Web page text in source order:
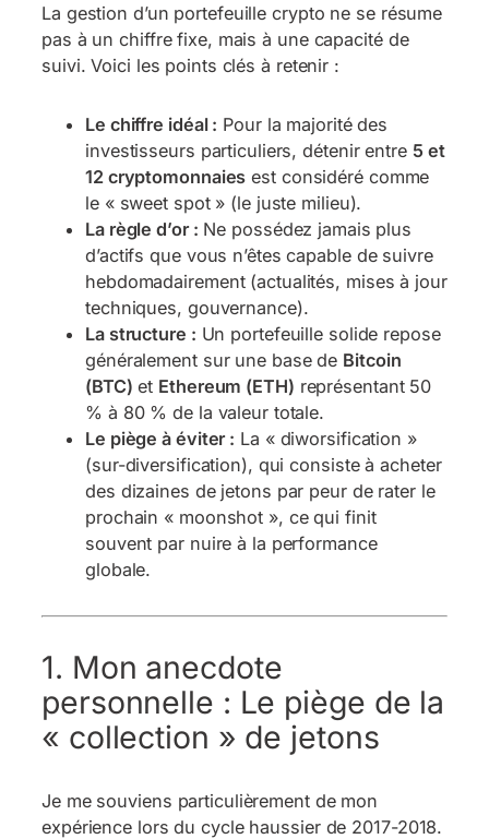
La gestion d’un portefeuille crypto ne se résume
pas à un chiffre fixe, mais à une capacité de
suivi. Voici les points clés à retenir :
Le chiffre idéal : Pour la majorité des
investisseurs particuliers, détenir entre 5 et
12 cryptomonnaies est considéré comme
le « sweet spot » (le juste milieu).
La règle d’or : Ne possédez jamais plus
d’actifs que vous n’êtes capable de suivre
hebdomadairement (actualités, mises à jour
techniques, gouvernance).
La structure : Un portefeuille solide repose
généralement sur une base de Bitcoin
(BTC) et Ethereum (ETH) représentant 50
% à 80 % de la valeur totale.
Le piège à éviter : La « diworsification »
(sur-diversification), qui consiste à acheter
des dizaines de jetons par peur de rater le
prochain « moonshot », ce qui finit
souvent par nuire à la performance
globale.
1. Mon anecdote
personnelle : Le piège de la
« collection » de jetons
Je me souviens particulièrement de mon
expérience lors du cycle haussier de 2017-2018.